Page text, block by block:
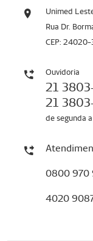
Unimed
Rua Dr.
CEP:
Ouvidoria
21
21
de segunda
0800 970
4020